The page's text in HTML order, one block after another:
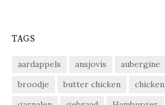
TAGS
aardappels ansjovis aubergine
broodje
butter chicken chicken